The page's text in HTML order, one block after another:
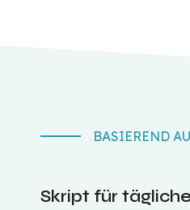
BASIEREND
Skript für